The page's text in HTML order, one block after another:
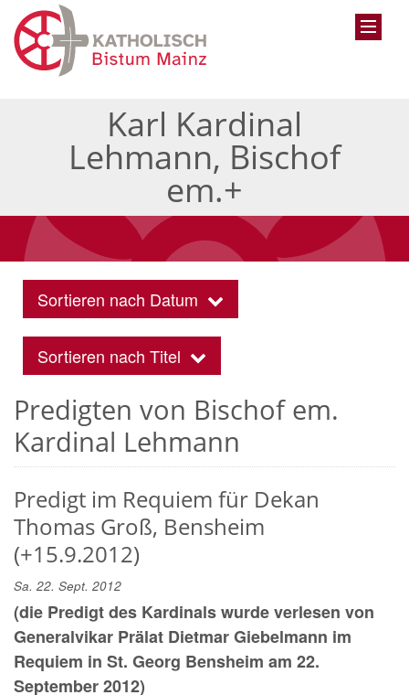
Karl Kardinal
Lehmann, Bischof
em.+
Sortieren nach Datum
Sortieren nach Titel
Predigten von Bischof em.
Kardinal Lehmann
Predigt im Requiem für Dekan
Thomas Groß, Bensheim
(+15.9.2012)
Sa. 22. Sept. 2012
(die Predigt des Kardinals wurde verlesen von
Generalvikar Prälat Dietmar Giebelmann im
Requiem in St. Georg Bensheim am 22.
September 2012)